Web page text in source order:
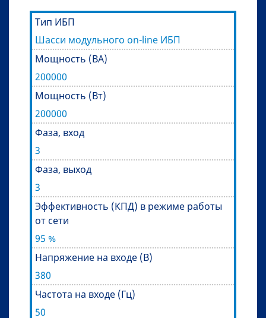
Тип ИБП
Шасси модульного on-line ИБП
Мощность (ВА)
200000
Мощность (Вт)
200000
Фаза, вход
3
Фаза, выход
3
Эффективность (КПД) в режиме работы
от сети
95 %
Напряжение на входе (В)
380
Частота на входе (Гц)
50